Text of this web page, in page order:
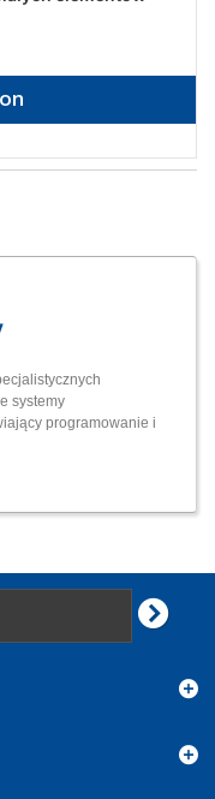
systemy
programowanie i